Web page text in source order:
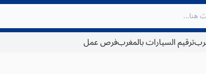
ترقيم السيارات بالمغربفرص عمل